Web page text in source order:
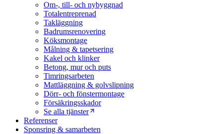
Om-, till- och nybyggnad
Totalentreprenad
Takläggning
Badrumsrenovering
Köksmontage
Målning & tapetsering
Kakel och klinker
Betong, mur och puts
Timringsarbeten
Mattläggning & golvslipning
Dörr- och fönstermontage
Försäkringsskador
Se alla tjänster
Referenser
Sponsring & samarbeten